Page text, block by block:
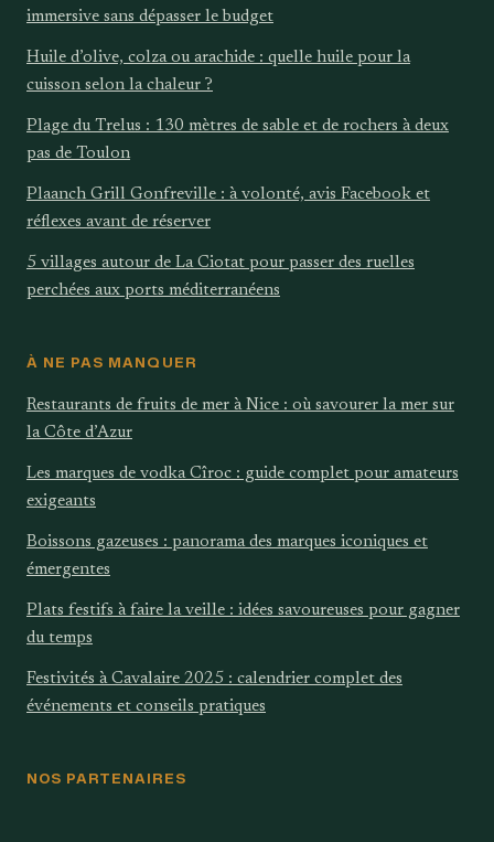
immersive sans dépasser le budget
Huile d’olive, colza ou arachide : quelle huile pour la
cuisson selon la chaleur ?
Plage du Trelus : 130 mètres de sable et de rochers à deux
pas de Toulon
Plaanch Grill Gonfreville : à volonté, avis Facebook et
réflexes avant de réserver
5 villages autour de La Ciotat pour passer des ruelles
perchées aux ports méditerranéens
À NE PAS MANQUER
Restaurants de fruits de mer à Nice : où savourer la mer sur
la Côte d’Azur
Les marques de vodka Cîroc : guide complet pour amateurs
exigeants
Boissons gazeuses : panorama des marques iconiques et
émergentes
Plats festifs à faire la veille : idées savoureuses pour gagner
du temps
Festivités à Cavalaire 2025 : calendrier complet des
événements et conseils pratiques
NOS PARTENAIRES